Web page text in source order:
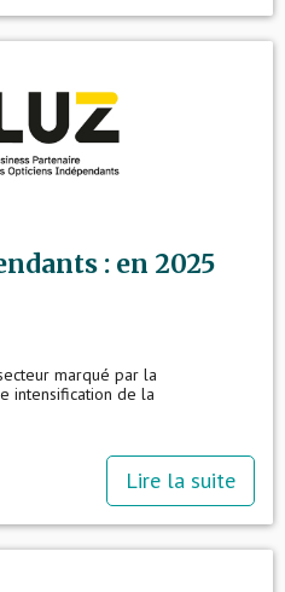
: en 2025
marqué par la
intensification de la
Lire la suite